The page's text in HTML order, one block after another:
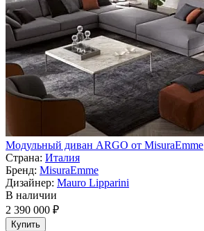
Модульный диван ARGO от MisuraEmme
Страна: Италия
Бренд: MisuraEmme
Дизайнер: Mauro Lipparini
В наличии
2 390 000 ₽
Купить